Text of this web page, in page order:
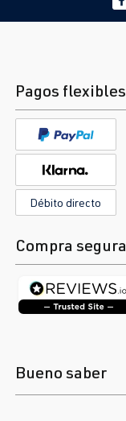
Pagos flexibles
Débito directo
Compra segura
Bueno saber